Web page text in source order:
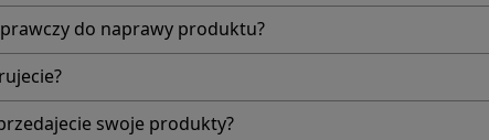
do naprawy produktu?
swoje produkty?